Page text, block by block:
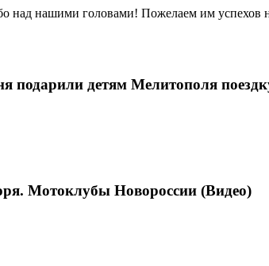
над нашими головами! Пожелаем им успехов
подарили детям Мелитополя
Мотоклубы Новороссии (Видео)